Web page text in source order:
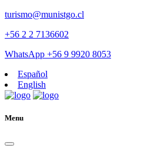
turismo@munistgo.cl
+56 2 2 7136602
WhatsApp +56 9 9920 8053
Español
English
Menu